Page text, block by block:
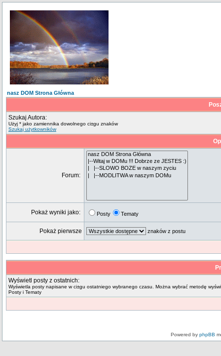
nasz DOM Strona Główna
Szukaj Autora:
Użyj * jako zamiennika dowolnego ci±gu znaków
Szukaj użytkowników
Forum:
Pokaż wyniki jako: Posty Tematy
Pokaż pierwsze znaków z postu
Wyświetl posty z ostatnich:
Wyświetla posty napisane w ci±gu ostatniego wybranego czasu. Można wybrać metodę
Posty i Tematy
Powered by phpBB